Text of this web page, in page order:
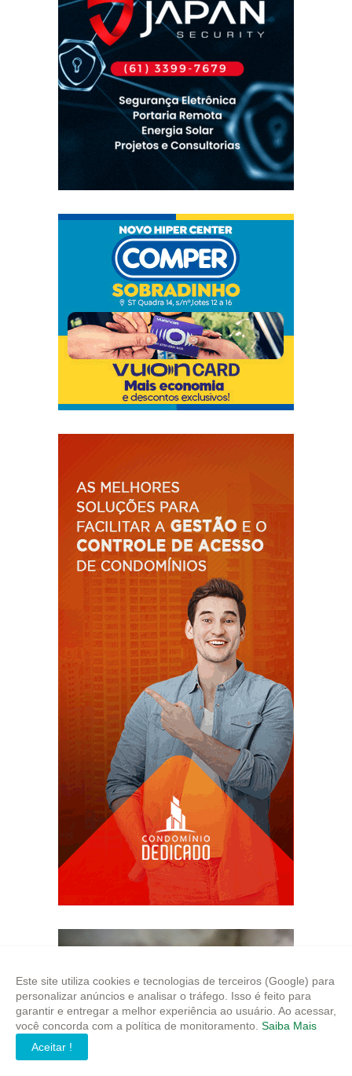
Este site utiliza cookies e tecnologias de terceiros (Google) para
personalizar anúncios e analisar o tráfego. Isso é feito para
garantir e entregar a melhor experiência ao usuário. Ao acessar,
você concorda com a política de monitoramento. Saiba Mais
Aceitar !